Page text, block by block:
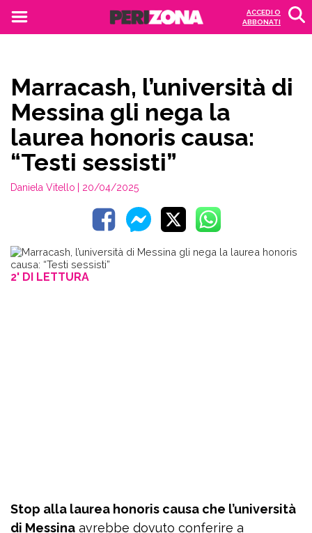
ACCEDI O
ABBONATI
Marracash, l’università di
Messina gli nega la
laurea honoris causa:
“Testi sessisti”
Daniela Vitello | 20/04/2025
2' DI LETTURA
Stop alla laurea honoris causa che l’università
di Messina avrebbe dovuto conferire a